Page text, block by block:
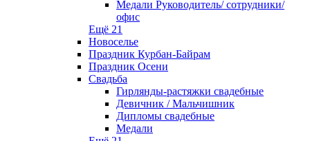
Медали Руководитель/ сотрудники/
офис
Ещё 21
Новоселье
Праздник Курбан-Байрам
Праздник Осени
Свадьба
Гирлянды-растяжки свадебные
Девичник / Мальчишник
Дипломы свадебные
Медали